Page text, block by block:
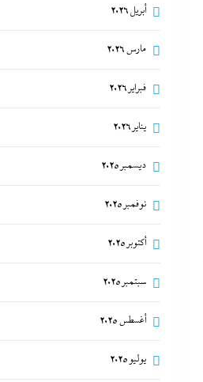
أبريل 2026
مارس 2026
فبراير 2026
يناير 2026
ديسمبر 2025
نوفمبر 2025
أكتوبر 2025
سبتمبر 2025
أغسطس 2025
يوليو 2025